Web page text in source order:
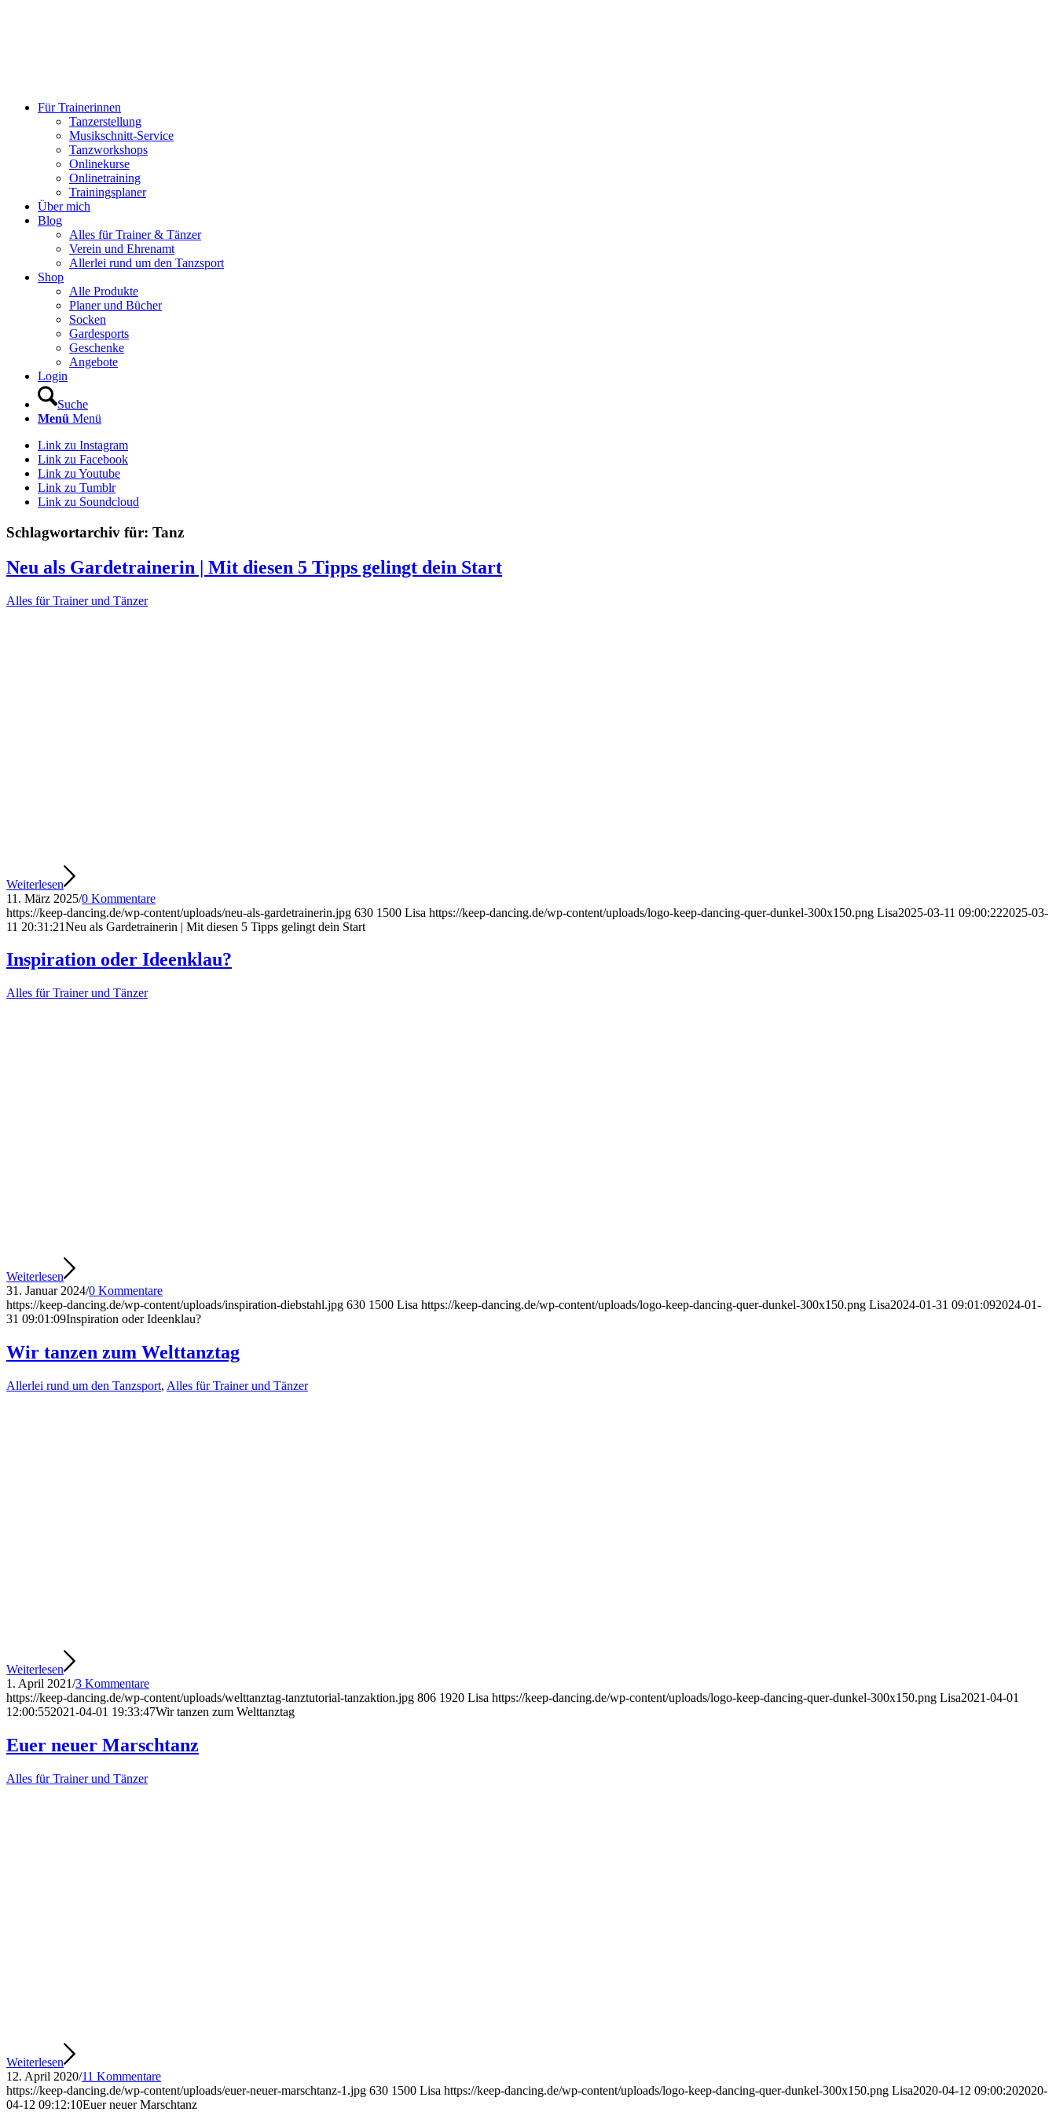
Für Trainerinnen
Tanzerstellung
Musikschnitt-Service
Tanzworkshops
Onlinekurse
Onlinetraining
Trainingsplaner
Über mich
Blog
Alles für Trainer & Tänzer
Verein und Ehrenamt
Allerlei rund um den Tanzsport
Shop
Alle Produkte
Planer und Bücher
Socken
Gardesports
Geschenke
Angebote
Login
Suche
Menü Menü
Link zu Instagram
Link zu Facebook
Link zu Youtube
Link zu Tumblr
Link zu Soundcloud
Schlagwortarchiv für: Tanz
Neu als Gardetrainerin | Mit diesen 5 Tipps gelingt dein Start
Alles für Trainer und Tänzer
Weiterlesen
11. März 2025/0 Kommentare
https://keep-dancing.de/wp-content/uploads/neu-als-gardetrainerin.jpg 630 1500 Lisa https://keep-dancing.de/wp-content/uploads/logo-keep-dancing-quer-dunkel-300x150.png Lisa2025-03-11 09:00:222025-03-
11 20:31:21Neu als Gardetrainerin | Mit diesen 5 Tipps gelingt dein Start
Inspiration oder Ideenklau?
Alles für Trainer und Tänzer
Weiterlesen
31. Januar 2024/0 Kommentare
https://keep-dancing.de/wp-content/uploads/inspiration-diebstahl.jpg 630 1500 Lisa https://keep-dancing.de/wp-content/uploads/logo-keep-dancing-quer-dunkel-300x150.png Lisa2024-01-31 09:01:092024-01-
31 09:01:09Inspiration oder Ideenklau?
Wir tanzen zum Welttanztag
Allerlei rund um den Tanzsport, Alles für Trainer und Tänzer
Weiterlesen
1. April 2021/3 Kommentare
https://keep-dancing.de/wp-content/uploads/welttanztag-tanztutorial-tanzaktion.jpg 806 1920 Lisa https://keep-dancing.de/wp-content/uploads/logo-keep-dancing-quer-dunkel-300x150.png Lisa2021-04-01
12:00:552021-04-01 19:33:47Wir tanzen zum Welttanztag
Euer neuer Marschtanz
Alles für Trainer und Tänzer
Weiterlesen
12. April 2020/11 Kommentare
https://keep-dancing.de/wp-content/uploads/euer-neuer-marschtanz-1.jpg 630 1500 Lisa https://keep-dancing.de/wp-content/uploads/logo-keep-dancing-quer-dunkel-300x150.png Lisa2020-04-12 09:00:202020-
04-12 09:12:10Euer neuer Marschtanz